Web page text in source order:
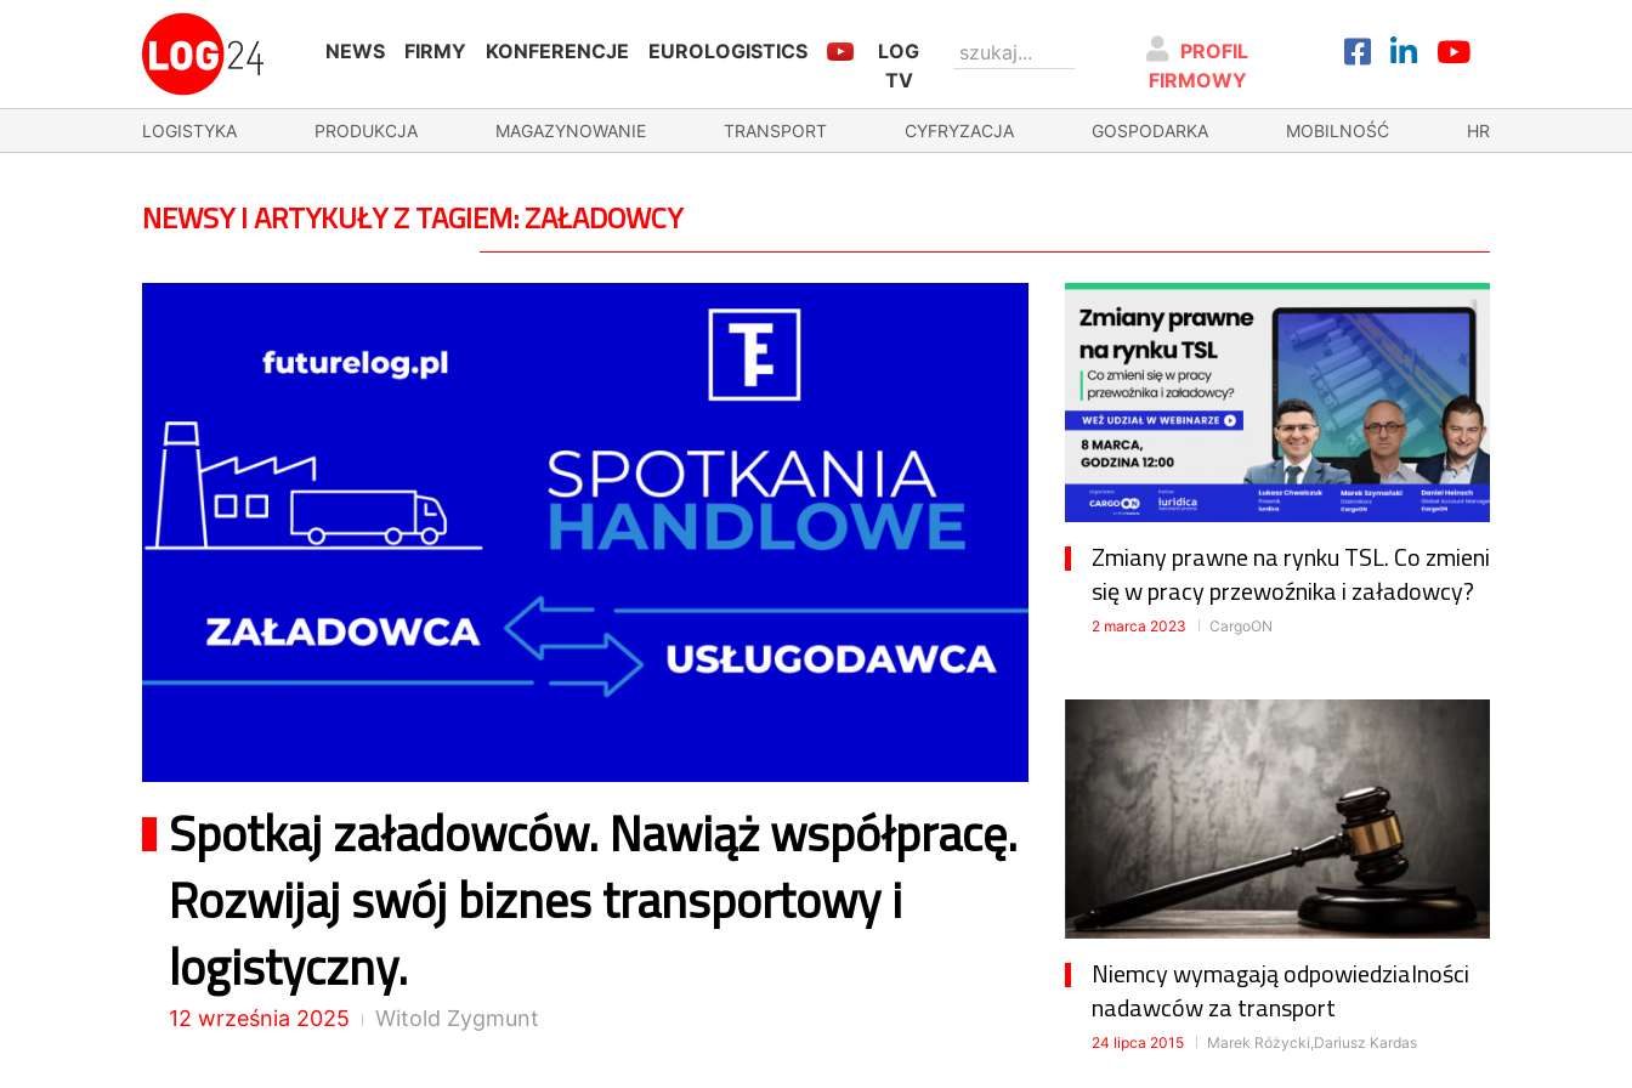
NEWS FIRMY KONFERENCJE EUROLOGISTICS
LOG
TV
PROFIL
FIRMOWY
LOGISTYKA PRODUKCJA MAGAZYNOWANIE TRANSPORT CYFRYZACJA GOSPODARKA MOBILNOŚĆ HR
NEWSY I ARTYKUŁY Z TAGIEM: ZAŁADOWCY
Spotkaj załadowców. Nawiąż współpracę.
Rozwijaj swój biznes transportowy i
logistyczny.
12 września 2025 Witold Zygmunt
Zmiany prawne na rynku TSL. Co zmieni
się w pracy przewoźnika i załadowcy?
2 marca 2023 CargoON
Niemcy wymagają odpowiedzialności
nadawców za transport
24 lipca 2015 Marek Różycki,Dariusz Kardas